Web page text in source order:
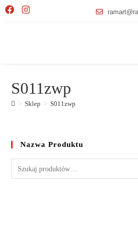
S011zwp
> Sklep > S011zwp
Nazwa Produktu